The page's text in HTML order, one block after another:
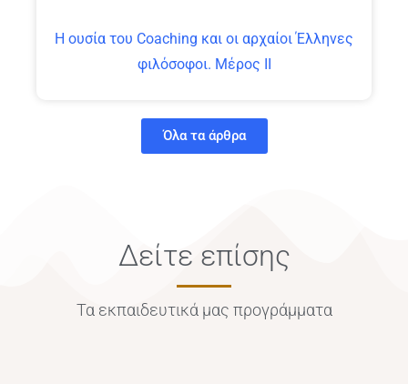
Η ουσία του Coaching και οι αρχαίοι Έλληνες
φιλόσοφοι. Μέρος ΙΙ
Όλα τα άρθρα
Δείτε επίσης
Τα εκπαιδευτικά μας προγράμματα